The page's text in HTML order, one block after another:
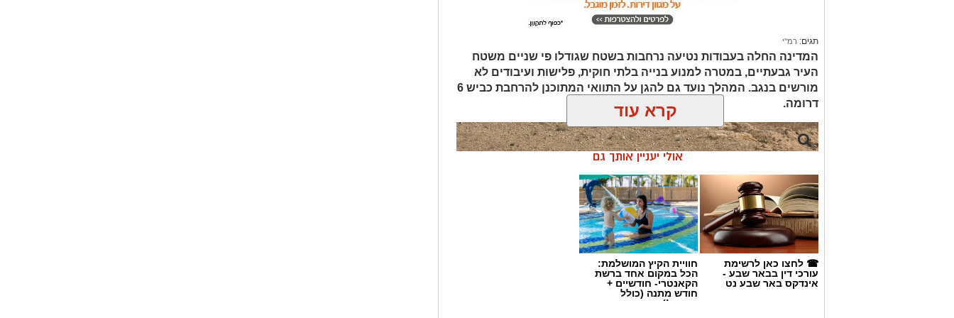
תגים: רמ''י
המדינה החלה בעבודות נטיעה נרחבות בשטח שגודלו פי שניים משטח
העיר גבעתיים, במטרה למנוע בנייה בלתי חוקית, פלישות ועיבודים לא
מורשים בנגב. המהלך נועד גם להגן על התוואי המתוכנן להרחבת כביש 6
דרומה.
קרא עוד
אולי יעניין אותך גם
☎ לחצו כאן לרשימת
עורכי דין בבאר שבע -
אינדקס באר שבע נט
חוויית הקיץ המושלמת:
הכל במקום אחד ברשת
הקאנטרי- חודשיים +
חודש מתנה (כולל
החגים!)